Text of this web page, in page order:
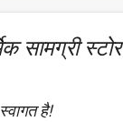
सामग्री स्टोर
है!